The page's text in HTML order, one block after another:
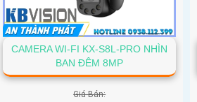
CAMERA WI-FI KX-S8L-PRO NHÌN
BAN ĐÊM 8MP
Giá Bán: